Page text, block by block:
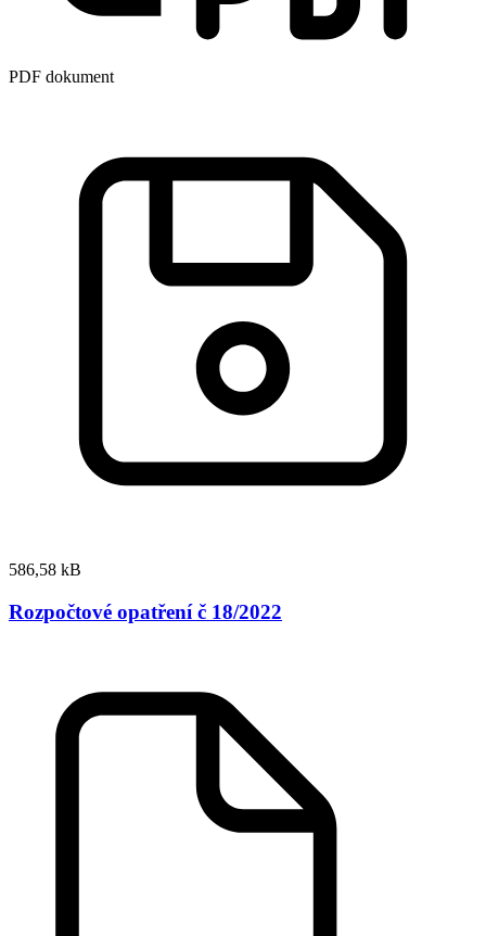
PDF dokument
586,58 kB
Rozpočtové opatření č 18/2022